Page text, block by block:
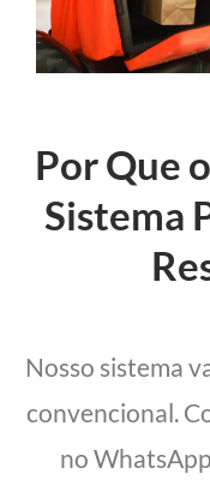
Por Que
Sistema
Nosso sistema
convencional.
no